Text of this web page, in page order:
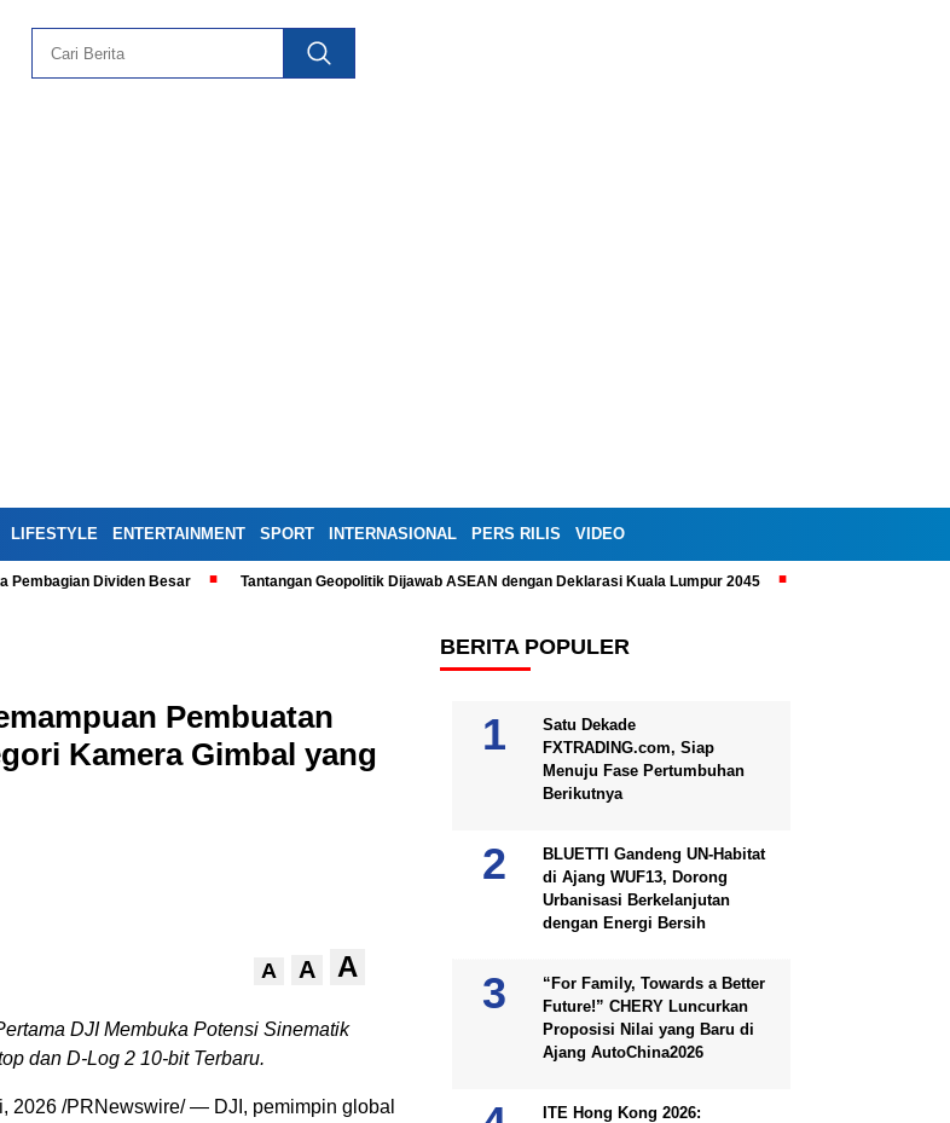
LIFESTYLE ENTERTAINMENT SPORT INTERNASIONAL PERS RILIS VIDEO
Pembagian Dividen Besar Tantangan Geopolitik Dijawab ASEAN dengan Deklarasi Kuala Lumpur 2045
Pembuatan
Kamera Gimbal yang
A A A
DJI Membuka Potensi Sinematik
dan D-Log 2 10-bit Terbaru.
2026 /PRNewswire/ — DJI, pemimpin global
BERITA POPULER
Satu Dekade
FXTRADING.com, Siap
Menuju Fase Pertumbuhan
Berikutnya
BLUETTI Gandeng UN-Habitat
di Ajang WUF13, Dorong
Urbanisasi Berkelanjutan
dengan Energi Bersih
“For Family, Towards a Better
Future!” CHERY Luncurkan
Proposisi Nilai yang Baru di
Ajang AutoChina2026
ITE Hong Kong 2026: